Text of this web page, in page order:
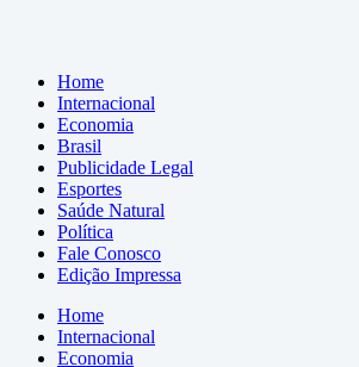
Home
Internacional
Economia
Brasil
Publicidade Legal
Esportes
Saúde Natural
Política
Fale Conosco
Edição Impressa
Home
Internacional
Economia